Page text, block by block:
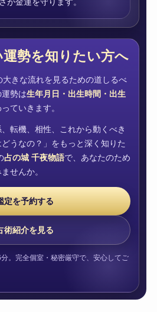
勢を知りたい方へ
きな流れを見るための道しるべ
勢は生年月日・出生時間・出生
ていきます。
転機、相性、これから動くべき
うなの？」をもっと深く知りた
占の城 千夜物語で、あなたのため
せんか。
定を予約する
術紹介を見る
。完全個室・秘密厳守で、安心してご